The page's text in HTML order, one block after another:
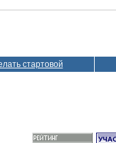
стартовой